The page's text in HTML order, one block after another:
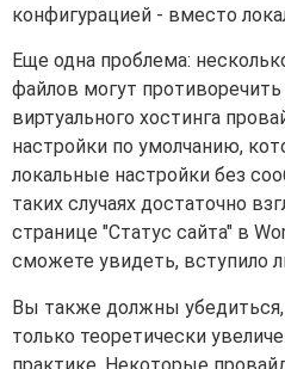
конфигурацией - вместо
Еще одна проблема:
файлов могут противоречить
виртуального хостинга
настройки по умолчанию,
локальные настройки без
таких случаях достаточно
странице "Статус сайта" в
сможете увидеть, вступило
Вы также должны
только теоретически